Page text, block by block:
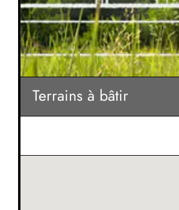
Terrains à bâtir